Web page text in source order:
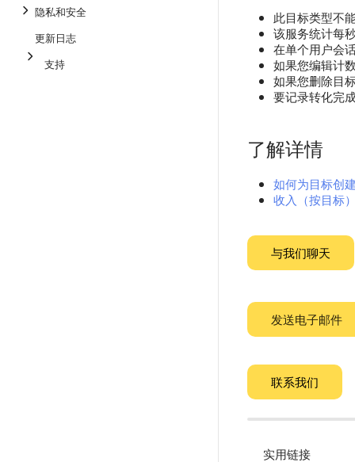
隐私和安全
更新日志
支持
此目标类型不
该服务统计每
在单个用户会
如果您编辑计
如果您删除目
要记录转化完
了解详情
如何为目标创
收入（按目标
与我们聊天
发送电子邮件
联系我们
实用链接